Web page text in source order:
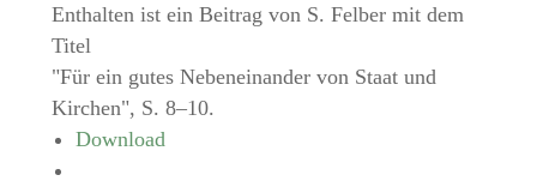
Enthalten ist ein Beitrag von S. Felber mit dem
Titel
"Für ein gutes Nebeneinander von Staat und
Kirchen", S. 8–10.
Download